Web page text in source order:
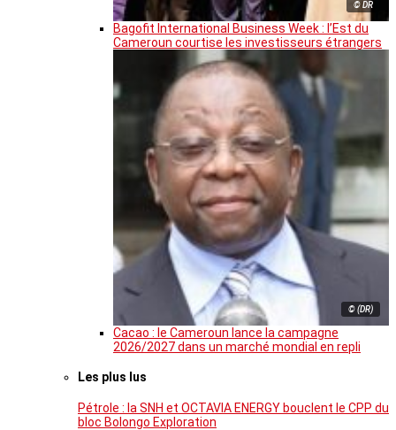
© DR
Bagofit International Business Week : l’Est du
Cameroun courtise les investisseurs étrangers
© (DR)
Cacao : le Cameroun lance la campagne
2026/2027 dans un marché mondial en repli
Les plus lus
Pétrole : la SNH et OCTAVIA ENERGY bouclent le CPP du
bloc Bolongo Exploration